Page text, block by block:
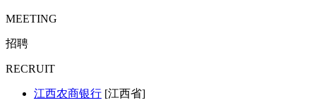
MEETING
招聘
RECRUIT
江西农商银行 [江西省]